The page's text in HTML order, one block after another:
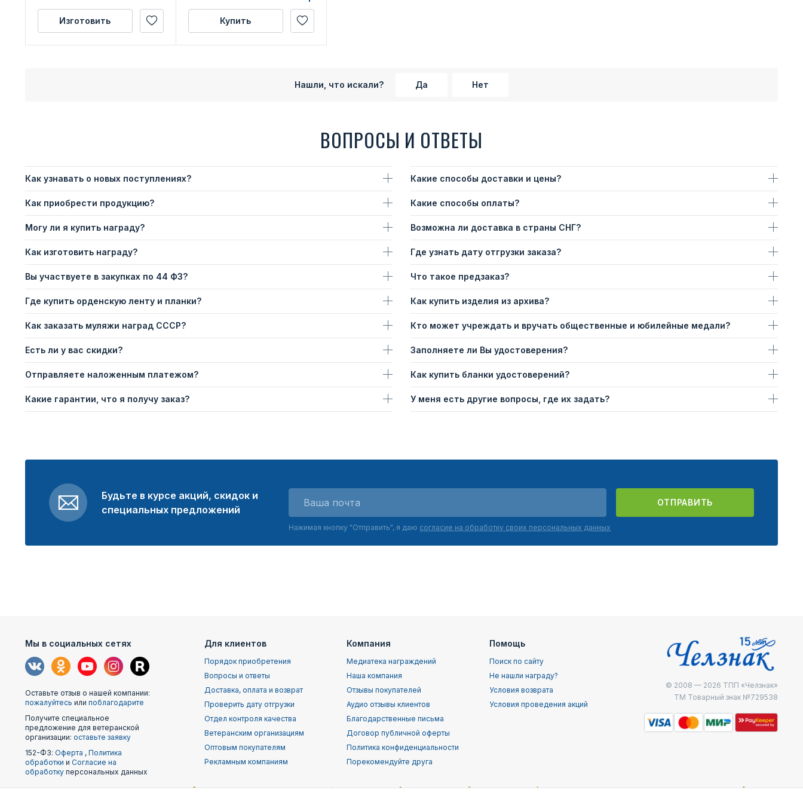
Изготовить Купить
Нашли, что искали? Да Нет
ВОПРОСЫ И ОТВЕТЫ
Как узнавать о новых поступлениях?
Как приобрести продукцию?
Могу ли я купить награду?
Как изготовить награду?
Вы участвуете в закупках по 44 ФЗ?
Где купить орденскую ленту и планки?
Как заказать муляжи наград СССР?
Есть ли у вас скидки?
Отправляете наложенным платежом?
Какие гарантии, что я получу заказ?
Какие способы доставки и цены?
Какие способы оплаты?
Возможна ли доставка в страны СНГ?
Где узнать дату отгрузки заказа?
Что такое предзаказ?
Как купить изделия из архива?
Кто может учреждать и вручать общественные и юбилейные медали?
Заполняете ли Вы удостоверения?
Как купить бланки удостоверений?
У меня есть другие вопросы, где их задать?
Будьте в курсе акций, скидок и
специальных предложений
ОТПРАВИТЬ
Нажимая кнопку "Отправить", я даю согласие на обработку своих персональных данных
Мы в социальных сетях
Оставьте отзыв о нашей компании:
пожалуйтесь или поблагодарите
Получите специальное
предложение для ветеранской
организации: оставьте заявку
152-ФЗ: Оферта , Политика
обработки и Согласие на
обработку персональных данных
Для клиентов
Порядок приобретения
Вопросы и ответы
Доставка, оплата и возврат
Проверить дату отгрузки
Отдел контроля качества
Ветеранским организациям
Оптовым покупателям
Рекламным компаниям
Компания
Медиатека награждений
Наша компания
Отзывы покупателей
Аудио отзывы клиентов
Благодарственные письма
Договор публичной оферты
Политика конфиденциальности
Порекомендуйте друга
Помощь
Поиск по сайту
Не нашли награду?
Условия возврата
Условия проведения акций
© 2008 — 2026 ТПП «Челзнак»
ТМ Товарный знак №729538